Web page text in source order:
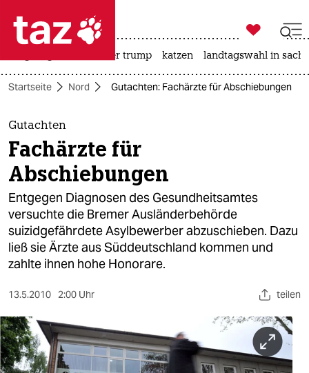
 taz zahl ich
taz zahl ich
themen
politik
öko
gesellschaft
kultur
nord

taz zahl ich
usa unter trump katzen landtagswahl in
Startseite Nord Gutachten: Fachärzte für Abschiebungen
Gutachten
Fachärzte für
Abschiebungen
Entgegen Diagnosen des Gesundheitsamtes
versuchte die Bremer Ausländerbehörde
suizidgefährdete Asylbewerber abzuschieben. Dazu
ließ sie Ärzte aus Süddeutschland kommen und
zahlte ihnen hohe Honorare.
13.5.2010 2:00 Uhr teilen